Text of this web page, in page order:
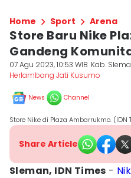
Home Sport Arena
Store Baru Nike
Gandeng
07 Agu 2023, 10:53 WIB Kab.
Herlambang Jati Kusumo
News Channel
Store Nike di Plaza Ambarrukmo.
Share Article
Sleman, IDN Times -